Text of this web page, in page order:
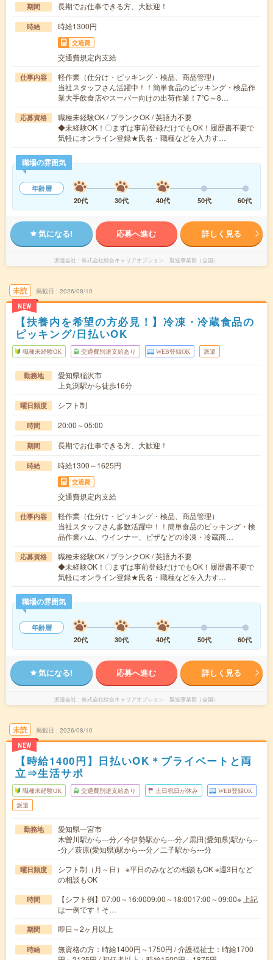
期間 長期でお仕事できる方、大歓迎！
時給 時給1300円
交通費
交通費規定内支給
仕事内容
軽作業（仕分け・ピッキング・検品、商品管理）
当社スタッフさん活躍中！！簡単食品のピッキング・検品作
業大手飲食店やスーパー向けの出荷作業！7℃～8…
応募資格
職種未経験OK / ブランクOK / 英語力不要
◆未経験OK！〇まずは事前登録だけでもOK！履歴書不要で
気軽にオンライン登録★氏名・職種などを入力す…
職場の雰囲気
年齢層
20代
30代 40代 50代 60代
気になる! 応募へ進む 詳しく見る
派遣会社 株式会社綜合キャリアオプション 製造事業部（全国）
未読
NEW
掲載日 2026/08/10
【扶養内を希望の方必見！】冷凍・冷蔵食品の
ピッキング/日払いOK
職種未経験OK 交通費別途支給あり WEB登録OK 派遣
勤務地
愛知県稲沢市
上丸渕駅から徒歩16分
曜日頻度 シフト制
時間 20:00～05:00
期間 長期でお仕事できる方、大歓迎！
時給 時給1300～1625円
交通費
交通費規定内支給
仕事内容
軽作業（仕分け・ピッキング・検品、商品管理）
当社スタッフさん多数活躍中！！簡単食品のピッキング・検
品作業ハム、ウインナー、ピザなどの冷凍・冷蔵商…
応募資格
職種未経験OK / ブランクOK / 英語力不要
◆未経験OK！〇まずは事前登録だけでもOK！履歴書不要で
気軽にオンライン登録★氏名・職種などを入力す…
職場の雰囲気
年齢層
20代
30代 40代 50代 60代
気になる! 応募へ進む 詳しく見る
派遣会社 株式会社綜合キャリアオプション 製造事業部（全国）
未読
NEW
掲載日 2026/08/10
【時給1400円】日払いOK＊プライベートと両
立⇒生活サポ
職種未経験OK 交通費別途支給あり 土日祝日が休み WEB登録OK
派遣
勤務地
愛知県一宮市
木曽川駅から---分／今伊勢駅から---分／黒田(愛知県)駅から--
-分／萩原(愛知県)駅から---分／二子駅から---分
曜日頻度
シフト制（月～日） ※平日のみなどの相談もOK ※週3日など
の相談もOK
時間
【シフト例】07:00～16:0009:00～18:0017:00～09:00※ 上記
は一例です！そ…
期間 即日～2ヶ月以上
時給
無資格の方：時給1400円～1750円 / 介護福祉士：時給1700